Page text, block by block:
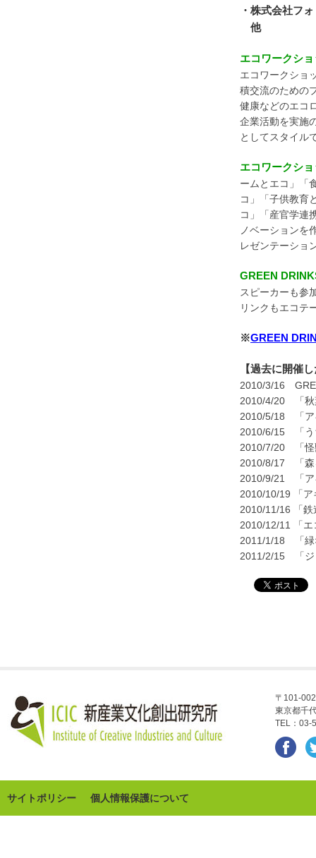
・株式会社フ
他
エコワークシ
エコワークショ
積交流のための
健康などのエコ
企業活動を実施
としてスタイル
エコワークシ
ームとエコ」「
コ」「子供教育
コ」「産官学連
ノベーションを
レゼンテーショ
GREEN
スピーカーも参
リンクもエコテ
※GREEN
【過去に開催
2010/3/16
2010/4/20 「秋
2010/5/18 「ア
2010/6/15 「う
2010/7/20 「怪
2010/8/17 「森
2010/9/21 「ア
2010/10/19 「
2010/11/16 「
2010/12/11 「エ
2011/1/18 「緑
2011/2/15 「ジ
〒101-
東京都千
TEL：
サイトポリシー 個人情報保護について